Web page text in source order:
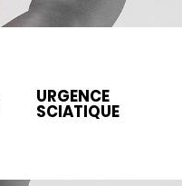
URGENCE
SCIATIQUE